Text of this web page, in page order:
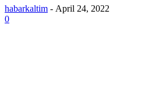
habarkaltim - April 24, 2022
0